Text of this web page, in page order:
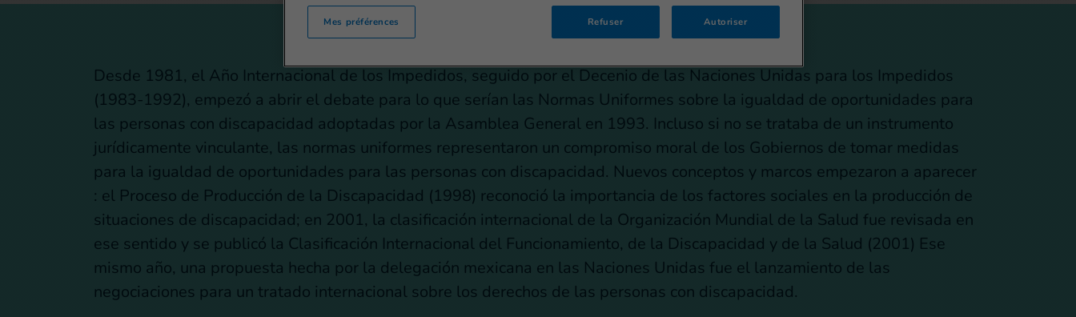
Desde 1981, el Año Internacional de los Impedidos, seguido por el Decenio de las Naciones Unidas para los Impedidos
(1983-1992), empezó a abrir el debate para lo que serían las Normas Uniformes sobre la igualdad de oportunidades para
las personas con discapacidad adoptadas por la Asamblea General en 1993. Incluso si no se trataba de un instrumento
jurídicamente vinculante, las normas uniformes representaron un compromiso moral de los Gobiernos de tomar medidas
para la igualdad de oportunidades para las personas con discapacidad. Nuevos conceptos y marcos empezaron a aparecer
: el Proceso de Producción de la Discapacidad (1998) reconoció la importancia de los factores sociales en la producción de
situaciones de discapacidad; en 2001, la clasificación internacional de la Organización Mundial de la Salud fue revisada en
ese sentido y se publicó la Clasificación Internacional del Funcionamiento, de la Discapacidad y de la Salud (2001) Ese
mismo año, una propuesta hecha por la delegación mexicana en las Naciones Unidas fue el lanzamiento de las
negociaciones para un tratado internacional sobre los derechos de las personas con discapacidad.
Refuser Autoriser
Mes préférences